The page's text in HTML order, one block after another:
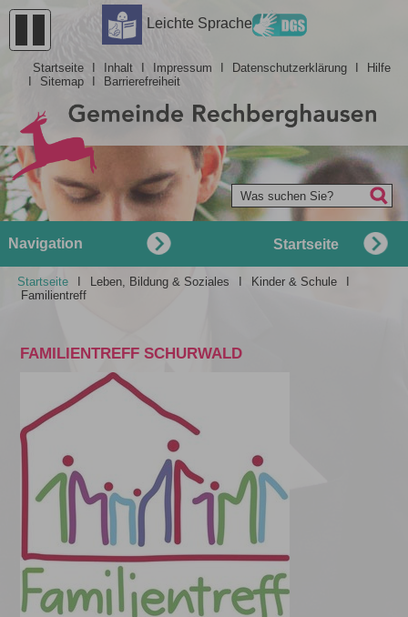
Leichte Sprache
Startseite Inhalt Impressum Datenschutzerklärung
Hilfe
Sitemap Barrierefreiheit
Was suchen Sie?
Startseite
Navigation
Startseite Leben, Bildung & Soziales Kinder & Schule
Familientreff
FAMILIENTREFF SCHURWALD